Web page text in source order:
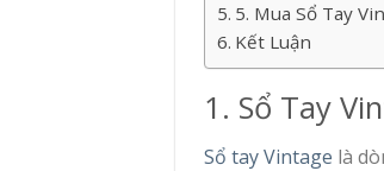
5. Mua Sổ Tay
Kết Luận
1. Sổ Tay
Sổ tay Vintage là